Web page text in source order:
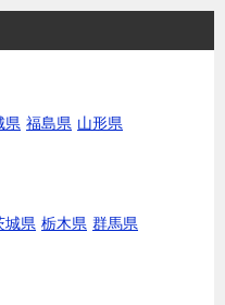
県 福島県 山形県
城県 栃木県 群馬県